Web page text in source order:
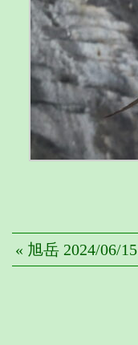
« 旭岳 2024/06/15